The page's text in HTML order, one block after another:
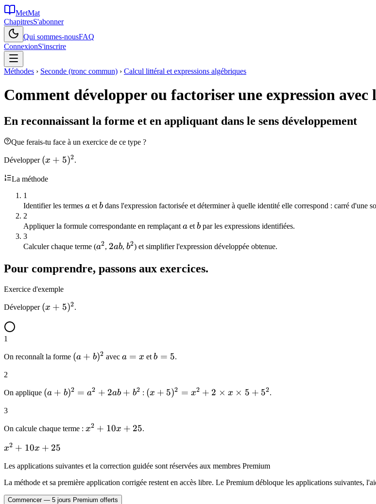
MetMat
ChapitresS'abonner
Qui sommes-nousFAQ
ConnexionS'inscrire
Méthodes › Seconde (tronc commun) › Calcul littéral et expressions algébriques
Comment développer ou factoriser une expression avec
En reconnaissant la forme et en appliquant dans le sens développement
Que ferais-tu face à un exercice de ce type ?
Développer (x+5)^2
(x + 5)2.
La méthode
1
Identifier les termes a
a et b
b dans l'expression factorisée et déterminer à quelle identité elle correspond : carré d'une
2
Appliquer la formule correspondante en remplaçant a
a et b
b par les expressions identifiées.
3
Calculer chaque terme (a^2
a2, 2ab
2ab, b^2
b2) et simplifier l'expression développée obtenue.
Pour comprendre, passons aux exercices.
Exercice d'exemple
Développer (x+5)^2
(x + 5)2.
1
On reconnaît la forme (a+b)^2
(a + b)2 avec a
a = x etb
b = 5.
2
On applique (a+b)^2 =
(a + b)2 = a2 + 2ab + b2 : (x+5)^2
(x + 5)2 = x2 + 2 × x × 5 + 52.
3
On calcule chaque terme : x^2
+
x2 + 10x + 25.
x^2
10x
+
25
x2 + 10x + 25
Les applications suivantes et la correction guidée sont réservées aux membres Premium
La méthode et sa première application corrigée restent en accès libre. Le Premium débloque les applications suivantes,
Commencer — 5 jours Premium offerts